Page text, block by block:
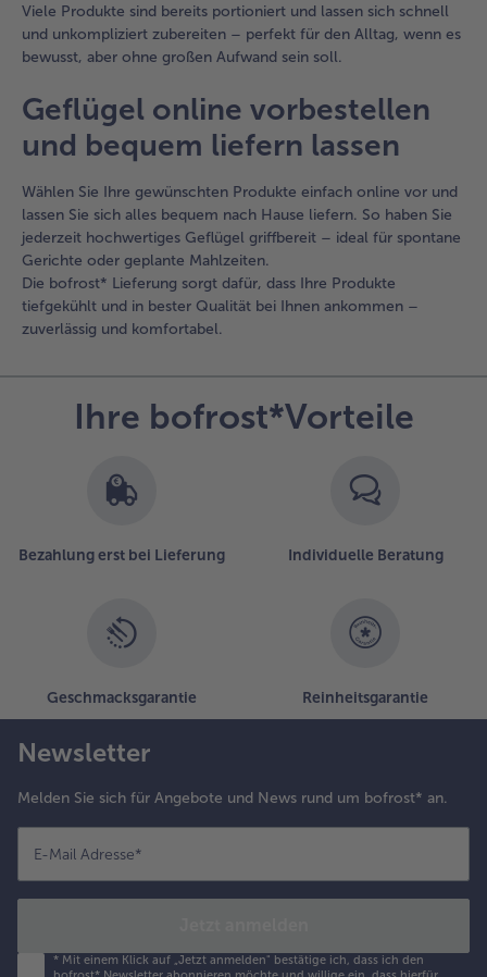
Viele Produkte sind bereits portioniert und lassen sich schnell
und unkompliziert zubereiten – perfekt für den Alltag, wenn es
bewusst, aber ohne großen Aufwand sein soll.
Geflügel online vorbestellen
und bequem liefern lassen
Wählen Sie Ihre gewünschten Produkte einfach online vor und
lassen Sie sich alles bequem nach Hause liefern. So haben Sie
jederzeit hochwertiges Geflügel griffbereit – ideal für spontane
Gerichte oder geplante Mahlzeiten.
Die bofrost* Lieferung sorgt dafür, dass Ihre Produkte
tiefgekühlt und in bester Qualität bei Ihnen ankommen –
zuverlässig und komfortabel.
Ihre bofrost*Vorteile
Bezahlung erst bei Lieferung Individuelle Beratung
Geschmacksgarantie Reinheitsgarantie
Newsletter
Melden Sie sich für Angebote und News rund um bofrost* an.
E-Mail Adresse*
* Mit einem Klick auf „Jetzt anmelden" bestätige ich, dass ich den